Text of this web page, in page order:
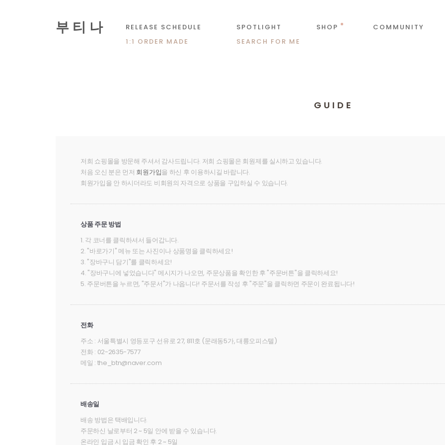
부 티 나 RELEASE SCHEDULE SPOTLIGHT SHOP
COMMUNITY
1:1 ORDER MADE
SEARCH FOR ME
GUIDE
저희 쇼핑몰을 방문해 주셔서 감사드립니다. 저희 쇼핑몰은 회원제를 실시하고 있습니다.
처음 오신 분은 먼저 회원가입을 하신 후 이용하시길 바랍니다.
회원가입을 안 하시더라도 비회원의 자격으로 상품을 구입하실 수 있습니다.
상품 주문 방법
1. 각 코너를 클릭하셔서 들어갑니다.
2. "바로가기" 메뉴 또는 사진이나 상품명을 클릭하세요!
3. "장바구니 담기"를 클릭하세요!
4. "장바구니에 넣었습니다" 메시지가 나오면, 주문상품을 확인한 후 "주문버튼"을 클릭하세요!
5. 주문버튼을 누르면, "주문서"가 나옵니다! 주문서를 작성 후 "주문"을 클릭하면 주문이 완료됩니다!
전화
주소 : 서울특별시 영등포구 선유로 27, 811호 (문래동5가, 대륭오피스텔)
전화 : 02-2635-7577
메일 : the_btn@naver.com
배송일
배송 방법은 택배입니다.
주문하신 날로부터 2 ~ 5일 안에 받을 수 있습니다.
온라인 입금 시 입금 확인 후 2 ~ 5일